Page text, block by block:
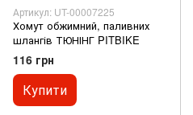
Артикул: UT-00007225
Хомут обжимний, паливних
шлангів ТЮНІНГ PITBIKE
116 грн
Купити